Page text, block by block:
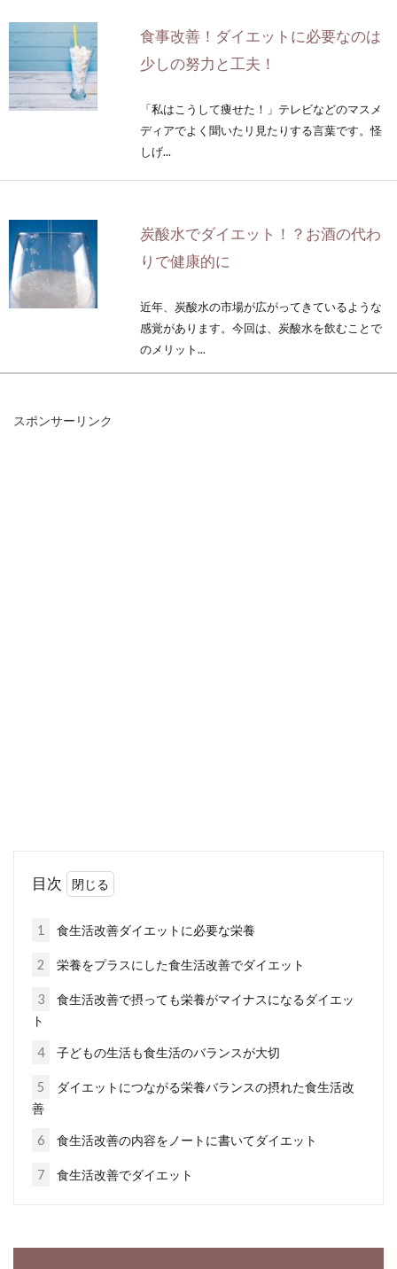
食事改善！ダイエットに必要なのは
少しの努力と工夫！
「私はこうして痩せた！」テレビなどのマスメ
ディアでよく聞いたリ見たりする言葉です。怪
しげ...
炭酸水でダイエット！？お酒の代わ
りで健康的に
近年、炭酸水の市場が広がってきているような
感覚があります。今回は、炭酸水を飲むことで
のメリット...
＆玄米ダイエットのやり方
を消費するための身体活動
1日に人間が必要とするカロリーは、年齢や性
生きるた...
ットメニューの作り方
スポンサーリンク
目次
1 食生活改善ダイエットに必要な栄養
2 栄養をプラスにした食生活改善でダイエット
3
食生活改善で摂っても栄養がマイナスになるダイエッ
ト
4 子どもの生活も食生活のバランスが大切
5
ダイエットにつながる栄養バランスの摂れた食生活改
善
6 食生活改善の内容をノートに書いてダイエット
7 食生活改善でダイエット